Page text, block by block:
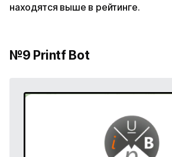
находятся выше в рейтинге.
№9 Printf Bot